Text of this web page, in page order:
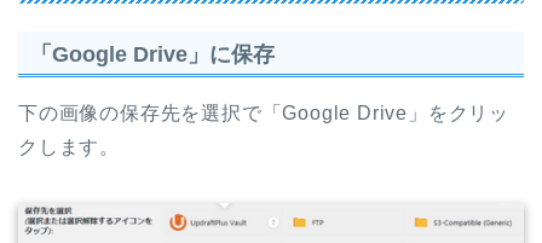
「Google Drive」に保存
下の画像の保存先を選択で「Google Drive」をクリッ
クします。